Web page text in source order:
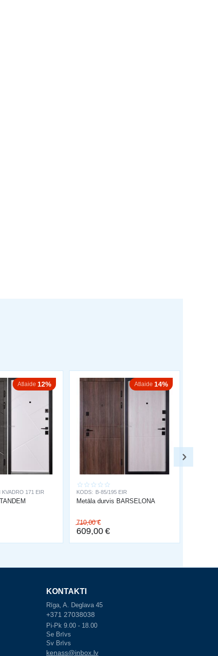
Atlaide 12%
KVADRO 171 EIR
Atlaide 14%
KODS: B-85/195 EIR
Metāla durvis BARSELONA
710,00 €
609,00 €
KONTAKTI
Rīga, A. Deglava 45
+371 27038038
Pi-Pk 9.00 - 18.00
Se Brīvs
Sv Brīvs
kenass@inbox.lv